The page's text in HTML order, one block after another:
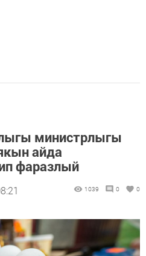
министрлыгы
айда
фаразлый
1039 0 0